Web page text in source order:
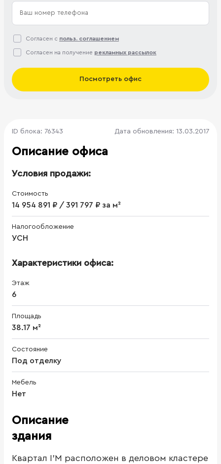
Согласен с польз. соглашением
Согласен на получение рекламных рассылок
Посмотреть офис
ID блока: 76343 Дата обновления: 13.03.2017
Описание офиса
Условия продажи:
Стоимость
14 954 891 ₽ / 391 797 ₽ за м²
Налогообложение
УСН
Характеристики офиса:
Этаж
6
Площадь
38.17 м²
Состояние
Под отделку
Мебель
Нет
Описание
здания
Квартал I’M расположен в деловом кластере